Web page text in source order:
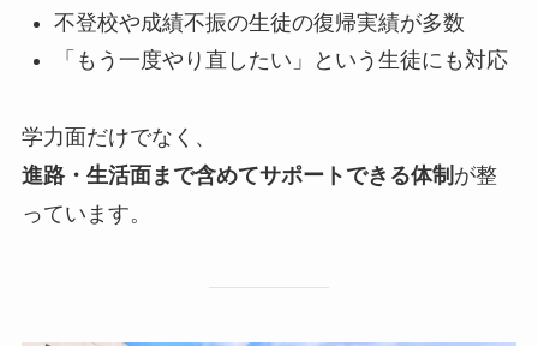
不登校や成績不振の生徒の復帰実績が多数
「もう一度やり直したい」という生徒にも対応
学力面だけでなく、
進路・生活面まで含めてサポートできる体制 が整
っています。